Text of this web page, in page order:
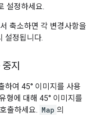
설정하세요.
축소하면 각 변경사항을
설정됩니다.
지
하여 45° 이미지를 사용
형에 대해 45° 이미지를
출하세요. Map 의